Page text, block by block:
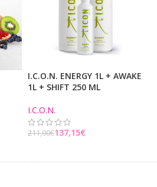
I.C.O.N. ENERGY 1L + AWAKE
1L + SHIFT 250 ML
I.C.O.N.
211,00€137,15€